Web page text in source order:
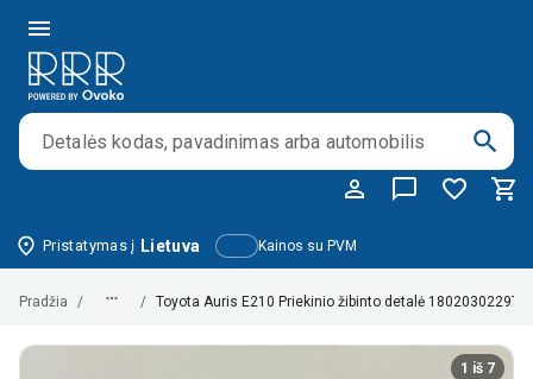
Kainos su PVM
Pristatymas į Lietuva
Pradžia / / Toyota Auris E210 Priekinio žibinto detalė
1 iš 7